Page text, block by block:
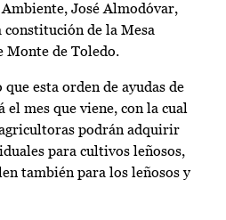
José Almodóvar,
de la Mesa
Monte de Toledo.
esta orden de ayudas de
el mes que viene, con la cual
podrán adquirir
para cultivos leñosos,
también para los leñosos y